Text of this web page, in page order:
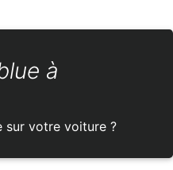
à
sur votre voiture ?